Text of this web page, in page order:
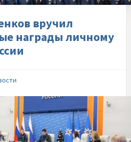
составу-
МЧС-
Россиивручил
награды личному
МЧС-
России-
и-«Роснефть»-
развивают-